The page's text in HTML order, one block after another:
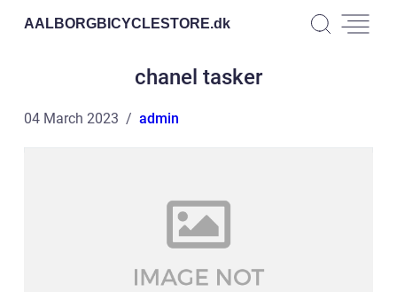
AALBORGBICYCLESTORE.dk
chanel tasker
04 March 2023 admin